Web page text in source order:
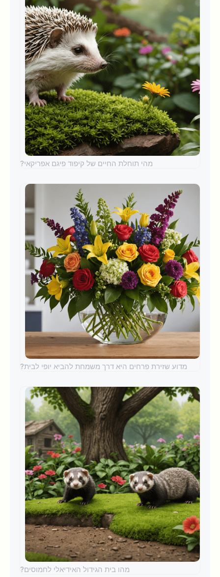
מהי תוחלת החיים של קיפוד פיגם אפריקאי?
מדוע שזירת פרחים היא דרך משמחת להביא יופי לבית?
מהו בית הגידול האידיאלי לחמוסים?